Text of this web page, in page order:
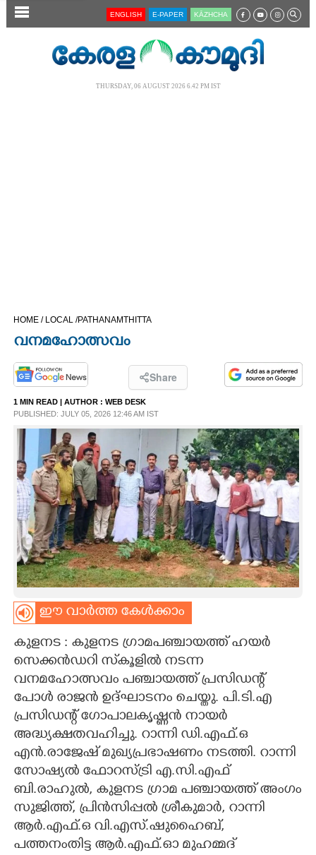
SECTIONS
OPINION
PHOTOS
LIFESTYLE
SPIRITUAL
INFO+
ART
ASTRO
CARTOONS
LITERATURE
ZOOM
CONTACT US
ENGLISH E-PAPER KĀZHCHA
THURSDAY, 06 AUGUST 2026 6.42 PM IST
HOME / LOCAL /PATHANAMTHITTA
വനമഹോത്സവം
Share
1 MIN READ | AUTHOR : WEB DESK
PUBLISHED: JULY 05, 2026 12:46 AM IST
ഈ വാർത്ത കേൾക്കാം
കുളനട : കുളനട ഗ്രാമപഞ്ചായത്ത് ഹയർ
സെക്കൻഡറി സ്‌കൂളിൽ നടന്ന
വനമഹോത്സവം പഞ്ചായത്ത് പ്രസിഡന്റ്
പോൾ രാജൻ ഉദ്ഘാടനം ചെയ്തു. പി.ടി.എ
പ്രസിഡന്റ് ഗോപാലകൃഷ്ണൻ നായർ
അദ്ധ്യക്ഷതവഹിച്ചു. റാന്നി ഡി.എഫ്.ഒ
എൻ.രാജേഷ് മുഖ്യപ്രഭാഷണം നടത്തി. റാന്നി
സോഷ്യൽ ഫോറസ്ട്രി എ.സി.എഫ്
ബി.രാഹുൽ, കുളനട ഗ്രാമ പഞ്ചായത്ത് അംഗം
സുജിത്ത്, പ്രിൻസിപ്പൽ ശ്രീകുമാർ, റാന്നി
ആർ.എഫ്.ഒ വി.എസ്.ഷുഹൈബ്,
പത്തനംതിട്ട ആർ.എഫ്.ഓ മുഹമ്മദ്